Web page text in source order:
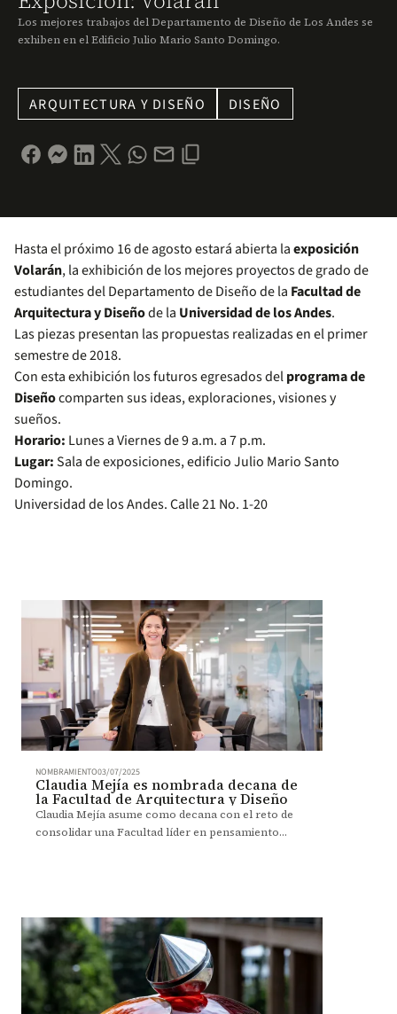
Los mejores trabajos del Departamento de Diseño de Los Andes se
exhiben en el Edificio Julio Mario Santo Domingo.
ARQUITECTURA Y DISEÑO DISEÑO
Hasta el próximo 16 de agosto estará abierta laexposición
Volarán, la exhibición de los mejores proyectos de grado de
estudiantes del Departamento de Diseño de la Facultad de
Arquitectura y Diseñode la Universidad de los Andes.
Las piezas presentan las propuestas realizadas en el primer
semestre de 2018.
Con esta exhibición los futuros egresados delprograma de
Diseñocomparten sus ideas, exploraciones, visiones y
sueños.
Horario: Lunes a Viernes de 9 a.m. a 7 p.m.
Lugar:Sala de exposiciones, edificio Julio Mario Santo
Domingo.
Universidad de los Andes. Calle 21 No. 1-20
NOMBRAMIENTO03/07/2025
Claudia Mejía es nombrada decana de
la Facultad de Arquitectura y Diseño
Claudia Mejía asume como decana con el reto de
consolidar una Facultad líder en pensamiento